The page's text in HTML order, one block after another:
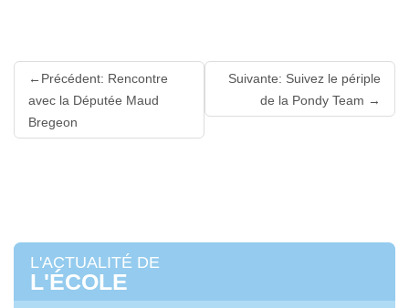
Lire
suite
Précédent: Rencontre
avec la Députée Maud
Bregeon
Suivante: Suivez le périple
de la Pondy Team
L'ACTUALITÉ DE
L'ÉCOLE